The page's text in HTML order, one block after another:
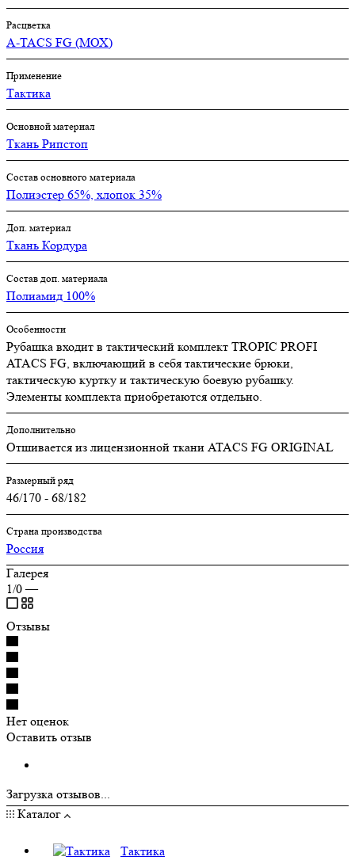
Расцветка
A-TACS FG (МОХ)
Применение
Тактика
Основной материал
Ткань Рипстоп
Состав основного материала
Полиэстер 65%, хлопок 35%
Доп. материал
Ткань Кордура
Состав доп. материала
Полиамид 100%
Особенности
Рубашка входит в тактический комплект TROPIC PROFI
ATACS FG, включающий в себя тактические брюки,
тактическую куртку и тактическую боевую рубашку.
Элементы комплекта приобретаются отдельно.
Дополнительно
Отшивается из лицензионной ткани ATACS FG ORIGINAL
Размерный ряд
46/170 - 68/182
Страна производства
Россия
Галерея
1/0 —
Отзывы
Нет оценок
Оставить отзыв
Загрузка отзывов...
Каталог
Тактика